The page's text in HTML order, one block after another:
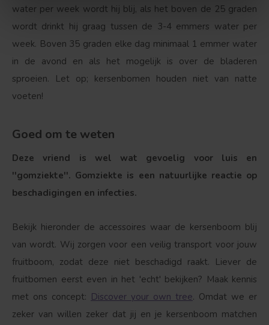
water per week wordt hij blij, als het boven de 25 graden
wordt drinkt hij graag tussen de 3-4 emmers water per
week. Boven 35 graden elke dag minimaal 1 emmer water
in de avond en als het mogelijk is over de bladeren
sproeien. Let op; kersenbomen houden niet van natte
voeten!
Goed om te weten
Deze vriend is wel wat gevoelig voor luis en
''gomziekte''. Gomziekte is een natuurlijke reactie op
beschadigingen en infecties.
Bekijk hieronder de accessoires waar de kersenboom blij
van wordt. Wij zorgen voor een veilig transport voor jouw
fruitboom, zodat deze niet beschadigd raakt. Liever de
fruitbomen eerst even in het 'echt' bekijken? Maak kennis
met ons concept: Discover your own tree. Omdat we er
zeker van willen zeker dat jij en je kersenboom matchen